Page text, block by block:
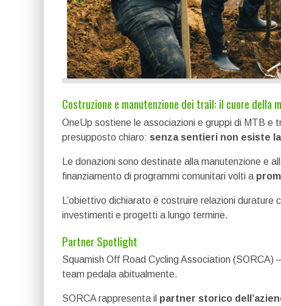
Costruzione e manutenzione dei trail: il cuore della
OneUp sostiene le associazioni e gruppi di MTB e
presupposto chiaro: senza sentieri non esiste
Le donazioni sono destinate alla manutenzione e
finanziamento di programmi comunitari volti a
L’obiettivo dichiarato è costruire relazioni
investimenti e progetti a lungo termine.
Partner Spotlight
Squamish Off Road Cycling Association (SORCA)
team pedala abitualmente.
SORCA rappresenta il partner storico